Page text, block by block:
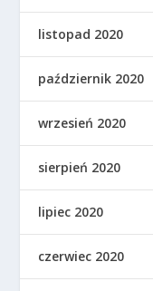
listopad 2020
październik 2020
wrzesień 2020
sierpień 2020
lipiec 2020
czerwiec 2020